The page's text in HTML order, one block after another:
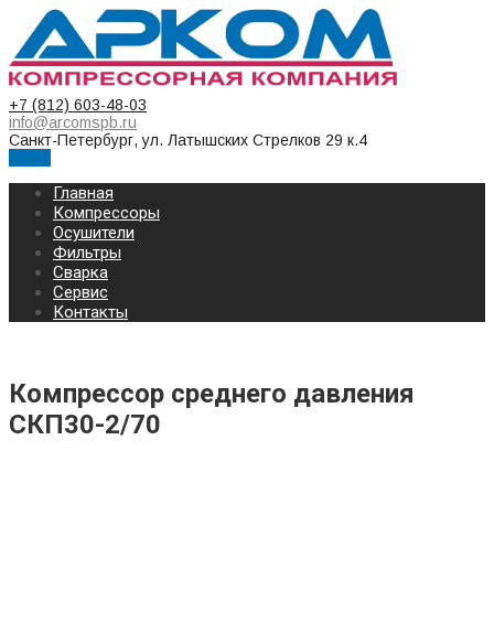
+7 (812) 603-48-03
info@arcomspb.ru
Санкт-Петербург, ул. Латышских Стрелков 29 к.4
Главная
Компрессоры
Осушители
Фильтры
Сварка
Сервис
Контакты
Компрессор среднего давления
СКП30-2/70